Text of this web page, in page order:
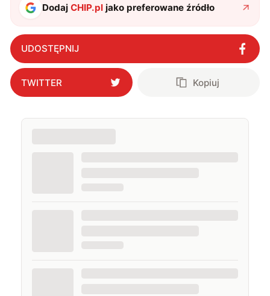
DodajCHIP.pl jako preferowane źródło
UDOSTĘPNIJ
TWITTER Kopiuj